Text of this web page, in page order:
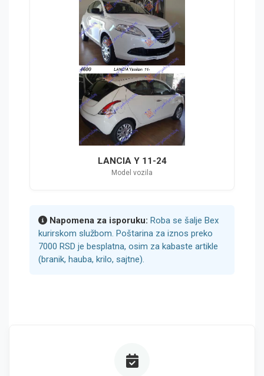
LANCIA Y 11-24
Model vozila
Napomena za isporuku: Roba se šalje Bex
kurirskom službom. Poštarina za iznos preko
7000 RSD je besplatna, osim za kabaste artikle
(branik, hauba, krilo, sajtne).